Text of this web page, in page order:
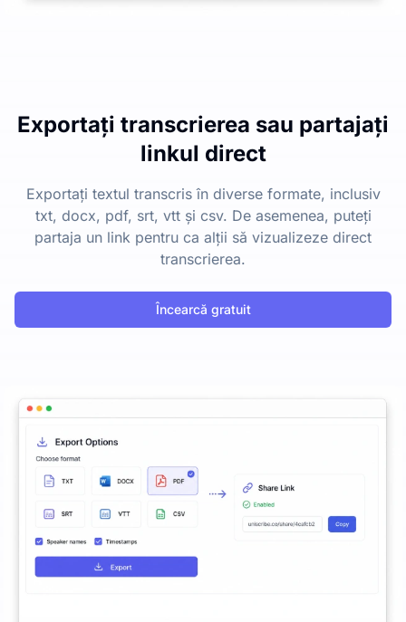
Exportați transcrierea sau partajați
linkul direct
Exportați textul transcris în diverse formate, inclusiv
txt, docx, pdf, srt, vtt și csv. De asemenea, puteți
partaja un link pentru ca alții să vizualizeze direct
transcrierea.
Încearcă gratuit